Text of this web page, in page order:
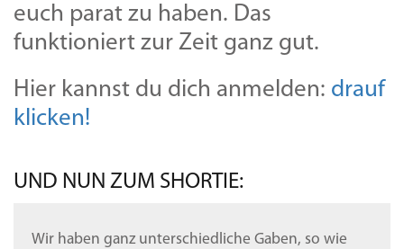
euch parat zu haben. Das
funktioniert zur Zeit ganz gut.
Hier kannst du dich anmelden: drauf
klicken!
UND NUN ZUM SHORTIE:
Wir haben ganz unterschiedliche Gaben, so wie